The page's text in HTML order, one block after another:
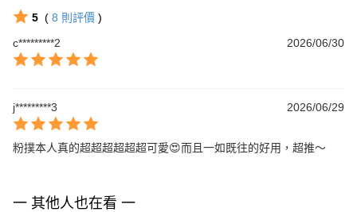
5 ( 8 則評價 )
c*********2
2026/06/30
j*********3 2026/06/29
粉撲本人真的超超超超超超可愛😍而且一如既往的好用，超推～
一 其他人也在看 一